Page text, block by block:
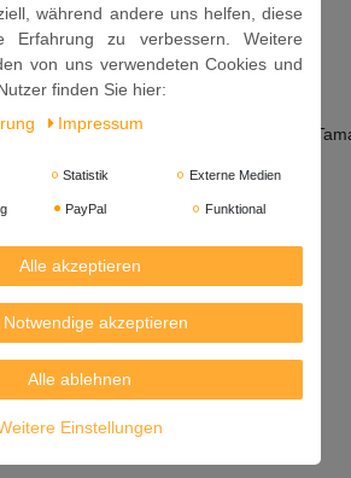
Säureregulator: E330; Chilipulver,
Garnelen oder Schweinefleisch.
während andere uns helfen, diese
Erfahrung zu verbessern. Weitere
von uns verwendeten Cookies und
finden Sie hier:
Impressum
Statistik Externe Medien
PayPal Funktional
Alle akzeptieren
Notwendige akzeptieren
Alle ablehnen
Einstellungen